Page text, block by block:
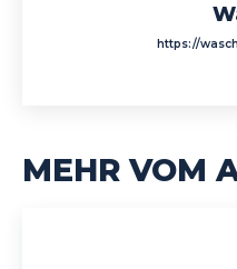
https://
MEHR VOM